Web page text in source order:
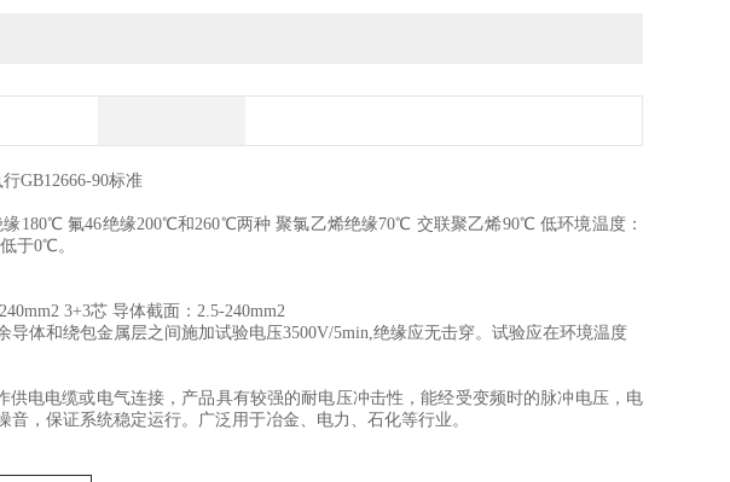
GB12666-90标准
180℃ 氟46绝缘200℃和260℃两种 聚氯乙烯绝缘70℃ 交联聚乙烯90℃ 低环境温度：
于0℃。
3+3芯 导体截面：2.5-240mm2
和绕包金属层之间施加试验电压3500V/5min,绝缘应无击穿。试验应在环境温度
电电缆或电气连接，产品具有较强的耐电压冲击性，能经受变频时的脉冲电压，电
，保证系统稳定运行。广泛用于冶金、电力、石化等行业。